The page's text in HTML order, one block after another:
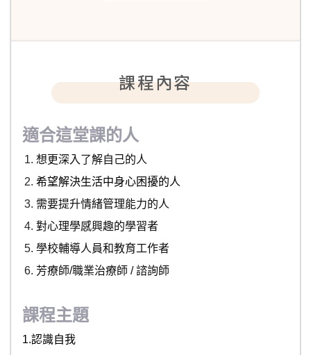
課程內容
適合這堂課的人
想更深入了解自己的人
希望解決生活中身心困擾的人
需要提升情緒管理能力的人
對心理學感興趣的學習者
學校輔導人員和教育工作者
芳療師/職業治療師 / 諮詢師
課程主題
1.認識自我